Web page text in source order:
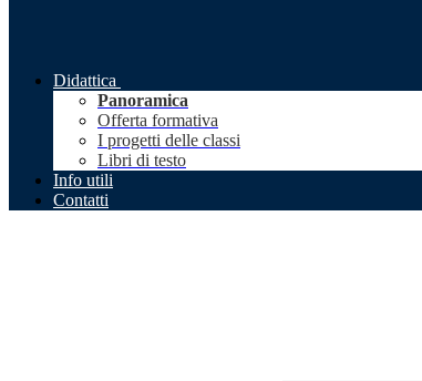
Didattica
Panoramica
Offerta formativa
I progetti delle classi
Libri di testo
Info utili
Contatti